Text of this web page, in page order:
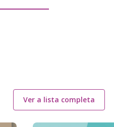
Ver a lista completa